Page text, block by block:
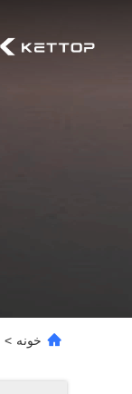
خونه >